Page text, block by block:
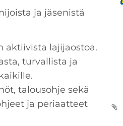
ja jäsenistä
aktiivista lajijaostoa.
turvallista ja
talousohje sekä
ja periaatteet